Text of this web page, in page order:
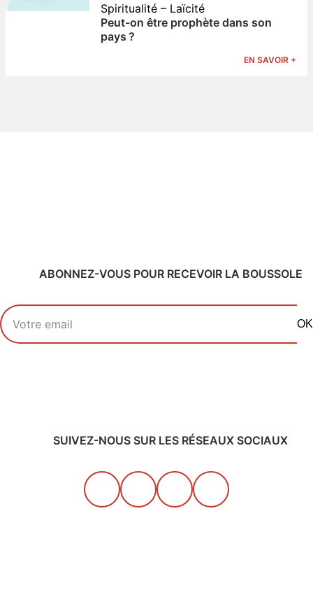
Spiritualité – Laïcité
Peut-on être prophète dans son
pays ?
EN SAVOIR +
ABONNEZ-VOUS POUR RECEVOIR LA BOUSSOLE
Votre adresse email
OK
SUIVEZ-NOUS SUR LES RÉSEAUX SOCIAUX